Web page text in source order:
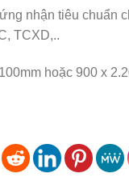
nhận tiêu chuẩn
TCXD,..
hoặc 900 x